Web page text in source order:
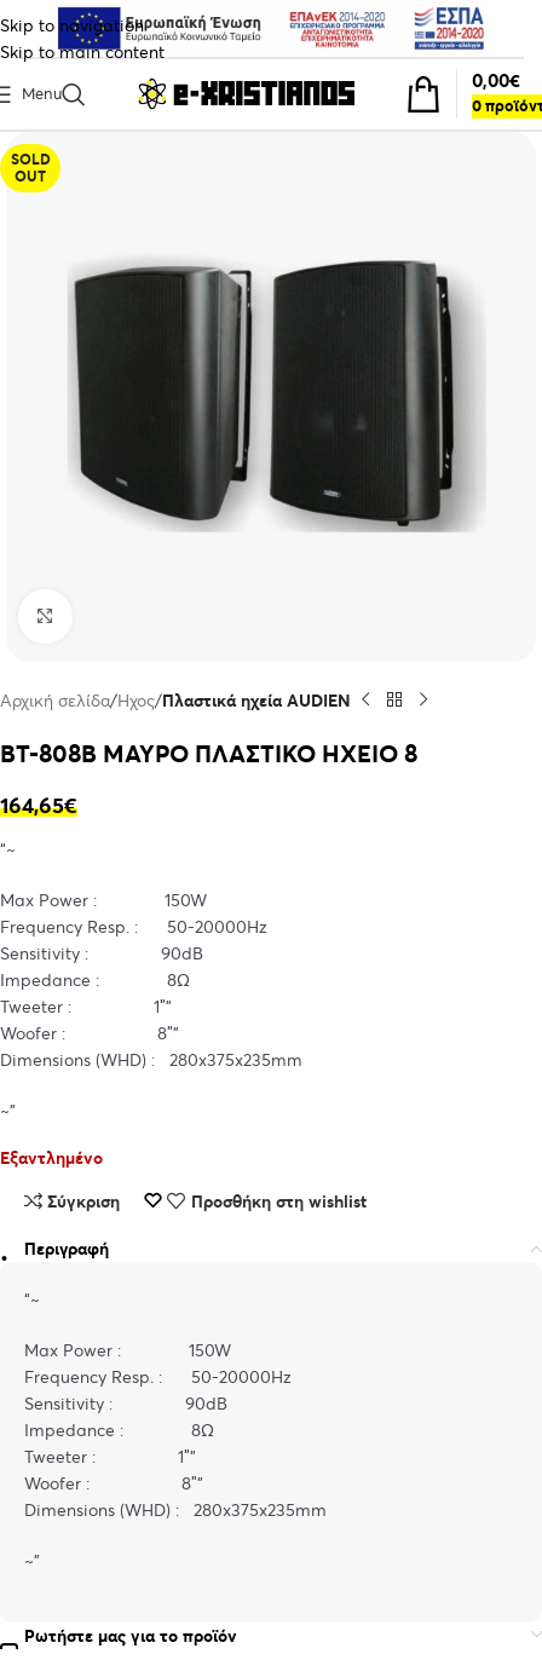
Skip to navigation
Skip to main content
Menu
0
0,00€
SOLD
OUT
Αρχική σελίδα Ήχος Πλαστικά ηχεία AUDIEN
BT-808B ΜΑΥΡΟ ΠΛΑΣΤΙΚΟ ΗΧΕΙΟ 8
164,65€
“~
Max Power : 150W
Frequency Resp. : 50-20000Hz
Sensitivity : 90dB
Impedance : 8Ω
Tweeter : 1″”
Woofer : 8″”
Dimensions (WHD) : 280x375x235mm
~”
Εξαντλημένο
Σύγκριση
Προσθήκη στη wishlist
Περιγραφή
“~
Max Power : 150W
Frequency Resp. : 50-20000Hz
Sensitivity : 90dB
Impedance : 8Ω
Tweeter : 1″”
Woofer : 8″”
Dimensions (WHD) : 280x375x235mm
~”
Ρωτήστε μας για το προϊόν